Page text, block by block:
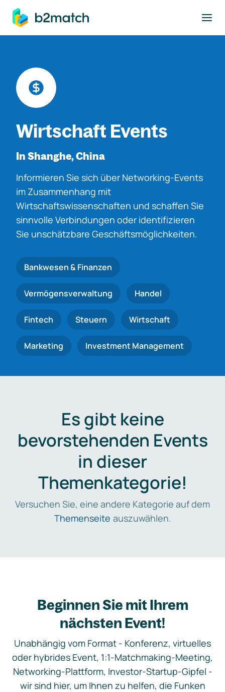
springen
Wirtschaft Events
In Shanghe, China
Informieren Sie sich über Networking-Events
im Zusammenhang mit
Wirtschaftswissenschaften und schaffen Sie
sinnvolle Verbindungen oder identifizieren
Sie unschätzbare Geschäftsmöglichkeiten.
Bankwesen & Finanzen
Vermögensverwaltung Handel
Fintech Steuern Wirtschaft
Marketing Investment Management
Es gibt keine
bevorstehenden Events
in dieser
Themenkategorie!
Versuchen Sie, eine andere Kategorie auf dem
Themenseite auszuwählen.
Beginnen Sie mit Ihrem
nächsten Event!
Unabhängig vom Format - Konferenz, virtuelles
oder hybrides Event, 1:1-Matchmaking-Meeting,
Networking-Plattform, Investor-Startup-Gipfel -
wir sind hier, um Ihnen zu helfen, die Funken